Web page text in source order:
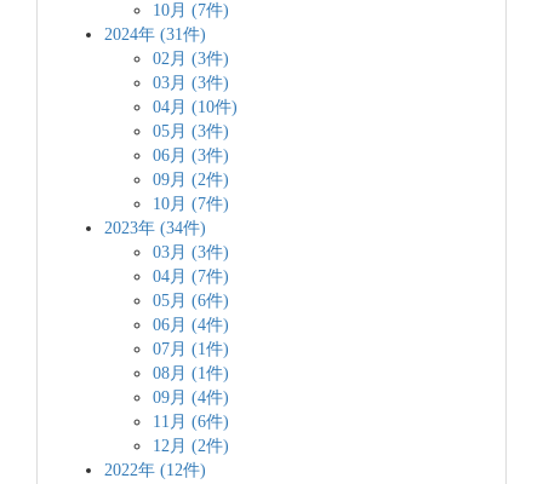
10月 (7件)
2024年 (31件)
02月 (3件)
03月 (3件)
04月 (10件)
05月 (3件)
06月 (3件)
09月 (2件)
10月 (7件)
2023年 (34件)
03月 (3件)
04月 (7件)
05月 (6件)
06月 (4件)
07月 (1件)
08月 (1件)
09月 (4件)
11月 (6件)
12月 (2件)
2022年 (12件)